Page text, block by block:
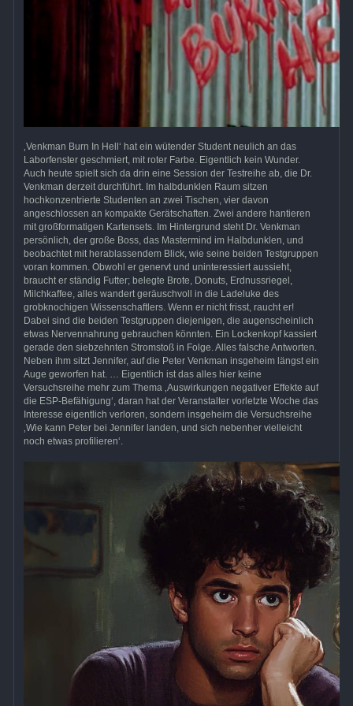
‚Venkman Burn In Hell‘ hat ein wütender Student neulich an das
Laborfenster geschmiert, mit roter Farbe. Eigentlich kein Wunder.
Auch heute spielt sich da drin eine Session der Testreihe ab, die Dr.
Venkman derzeit durchführt. Im halbdunklen Raum sitzen
hochkonzentrierte Studenten an zwei Tischen, vier davon
angeschlossen an kompakte Gerätschaften. Zwei andere hantieren
mit großformatigen Kartensets. Im Hintergrund steht Dr. Venkman
persönlich, der große Boss, das Mastermind im Halbdunklen, und
beobachtet mit herablassendem Blick, wie seine beiden Testgruppen
voran kommen. Obwohl er genervt und uninteressiert aussieht,
braucht er ständig Futter; belegte Brote, Donuts, Erdnussriegel,
Milchkaffee, alles wandert geräuschvoll in die Ladeluke des
grobknochigen Wissenschaftlers. Wenn er nicht frisst, raucht er!
Dabei sind die beiden Testgruppen diejenigen, die augenscheinlich
etwas Nervennahrung gebrauchen könnten. Ein Lockenkopf kassiert
gerade den siebzehnten Stromstoß in Folge. Alles falsche Antworten.
Neben ihm sitzt Jennifer, auf die Peter Venkman insgeheim längst ein
Auge geworfen hat. … Eigentlich ist das alles hier keine
Versuchsreihe mehr zum Thema ‚Auswirkungen negativer Effekte auf
die ESP-Befähigung‘, daran hat der Veranstalter vorletzte Woche das
Interesse eigentlich verloren, sondern insgeheim die Versuchsreihe
‚Wie kann Peter bei Jennifer landen, und sich nebenher vielleicht
noch etwas profilieren‘.